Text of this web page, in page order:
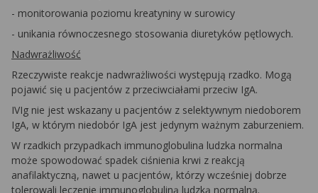
- monitorowania poziomu kreatyniny w surowicy
- unikania równoczesnego stosowania diuretyków pętlowych.
Nadwrażliwość
Rzeczywiste reakcje nadwrażliwości występują rzadko. Mogą
pojawić się u pacjentów z przeciwciałami przeciw IgA.
IVIg nie jest wskazany u pacjentów z selektywnym niedoborem
IgA, w którym niedobór IgA jest jedynym ważnym zaburzeniem.
W rzadkich przypadkach immunoglobulina ludzka normalna
może spowodować spadek ciśnienia krwi z reakcją
anafilaktyczną, nawet u pacjentów, którzy wcześniej dobrze
tolerowali leczenie immunoglobuliną ludzką normalną.